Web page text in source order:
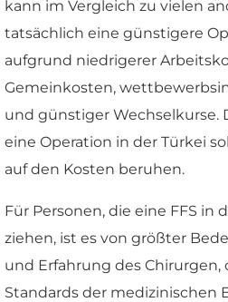
kann im Vergleich zu vielen
tatsächlich eine günstigere
aufgrund niedrigerer
Gemeinkosten,
und günstiger Wechselkurse.
eine Operation in der Türkei
auf den Kosten beruhen.
Für Personen, die eine FFS in
ziehen, ist es von größter
und Erfahrung des
Standards der medizinischen